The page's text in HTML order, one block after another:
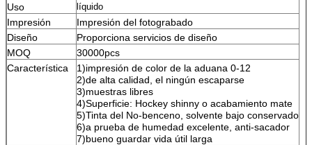
Uso
líquido
Impresión
Impresión del fotograbado
Diseño
Proporciona servicios de diseño
MOQ
30000pcs
Característica
1)impresión de color de la aduana 0-12
2)de alta calidad, el ningún escaparse
3)muestras libres
4)Superficie: Hockey shinny o acabamiento mate
5)Tinta del No-benceno, solvente bajo conservado
6)a prueba de humedad excelente, anti-sacador
7)bueno guardar vida útil larga